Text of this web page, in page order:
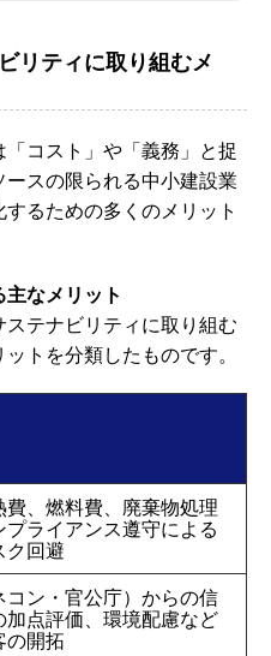
リティに取り組むメ
コスト」や「義務」と捉
スの限られる中小建設業
るための多くのメリット
なメリット
テナビリティに取り組む
トを分類したものです。
、燃料費、廃棄物処理
ライアンス遵守による
ク回避
ン・官公庁）からの信
点評価、環境配慮など
の開拓